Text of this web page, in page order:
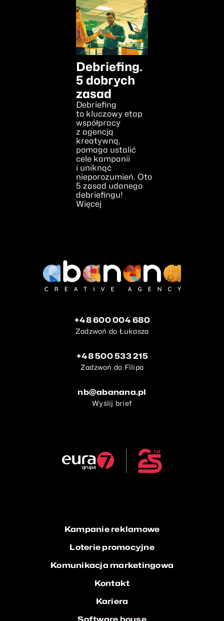
Debriefing.
5 dobrych
zasad
Debriefing
to kluczowy etap
współpracy
z agencją
kreatywną,
pomaga ustalić
cele kampanii
i uniknąć
nieporozumień. Oto
5 zasad udanego
debriefingu!
Więcej
+48 600 004 680
Zadzwoń do Łukasza
+48 500 533 215
Zadzwoń do Filipa
nb@abanana.pl
Wyślij brief
Kampanie reklamowe
Loterie promocyjne
Komunikacja marketingowa
Kontakt
Kariera